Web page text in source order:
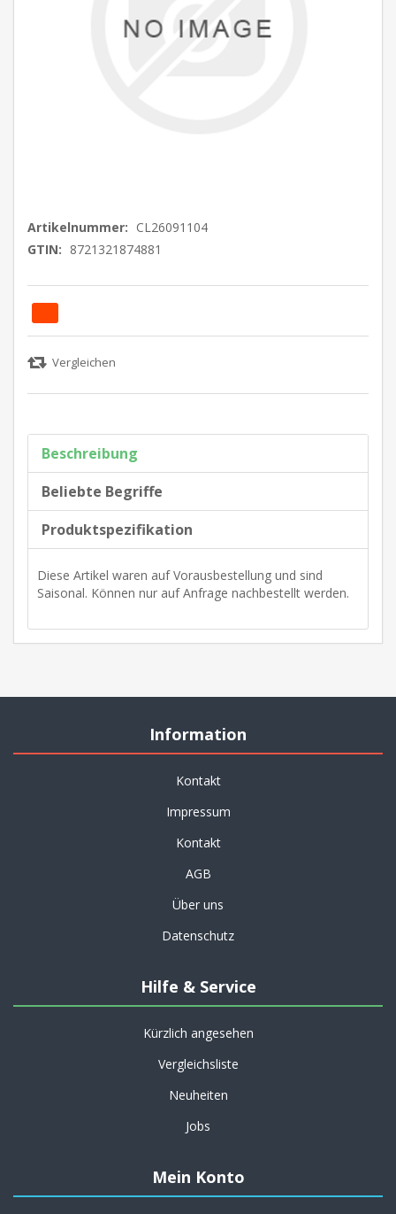
Artikelnummer: CL26091104
GTIN: 8721321874881
Beschreibung
Beliebte Begriffe
Produktspezifikation
Diese Artikel waren auf Vorausbestellung und sind
Saisonal. Können nur auf Anfrage nachbestellt werden.
Information
Kontakt
Impressum
Kontakt
AGB
Über uns
Datenschutz
Hilfe & Service
Kürzlich angesehen
Vergleichsliste
Neuheiten
Jobs
Mein Konto